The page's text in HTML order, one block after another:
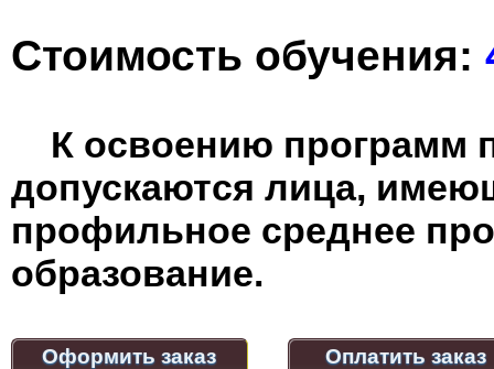
Стоимость обучения:
К освоению программ
допускаются лица,
профильное среднее
образование.
Оформить заказ Оплатить заказ